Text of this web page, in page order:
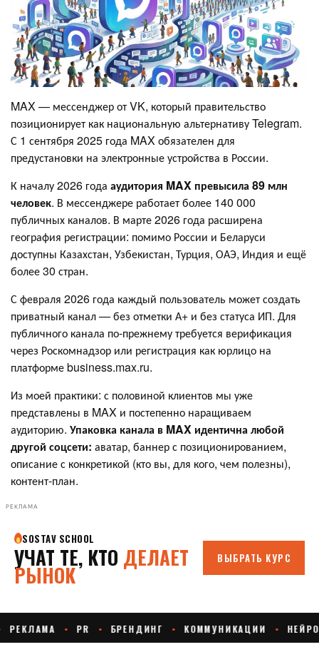
MAX — мессенджер от VK, который правительство
позиционирует как национальную альтернативу Telegram.
С 1 сентября 2025 года MAX обязателен для
предустановки на электронные устройства в России.
К началу 2026 года аудитория MAX превысила 89 млн
человек. В мессенджере работает более 140 000
публичных каналов. В марте 2026 года расширена
география регистрации: помимо России и Беларуси
доступны Казахстан, Узбекистан, Турция, ОАЭ, Индия и ещё
более 30 стран.
С февраля 2026 года каждый пользователь может создать
приватный канал — без отметки А+ и без статуса ИП. Для
публичного канала по-прежнему требуется верификация
через Роскомнадзор или регистрация как юрлицо на
платформе business.max.ru.
Из моей практики: с половиной клиентов мы уже
представлены в MAX и постепенно наращиваем
аудиторию. Упаковка канала в MAX идентична любой
другой соцсети: аватар, баннер с позиционированием,
описание с конкретикой (кто вы, для кого, чем полезны),
контент-план.
РЕКЛАМА